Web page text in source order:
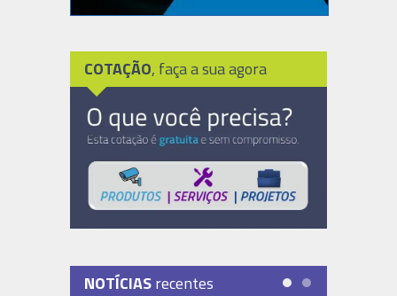
COTAÇÃO, faça a sua agora
NOTÍCIASrecentes